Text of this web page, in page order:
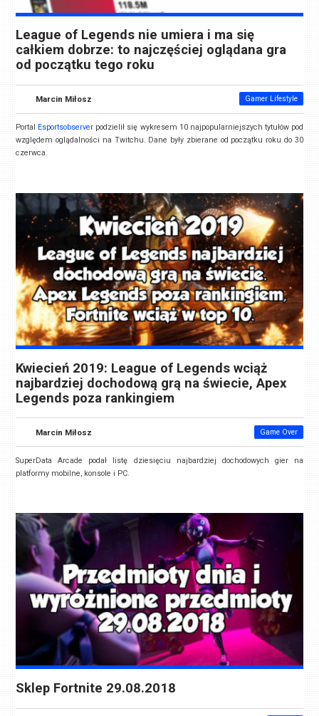
League of Legends nie umiera i ma się
całkiem dobrze: to najczęściej oglądana gra
od początku tego roku
Marcin Miłosz Gamer Lifestyle
Portal Esportsobserver podzielił się wykresem 10 najpopularniejszych tytułów pod
względem oglądalności na Twitchu. Dane były zbierane od początku roku do 30
czerwca.
Kwiecień 2019: League of Legends wciąż
najbardziej dochodową grą na świecie, Apex
Legends poza rankingiem
Marcin Miłosz Game Over
SuperData Arcade podał listę dziesięciu najbardziej dochodowych gier na
platformy mobilne, konsole i PC.
Sklep Fortnite 29.08.2018